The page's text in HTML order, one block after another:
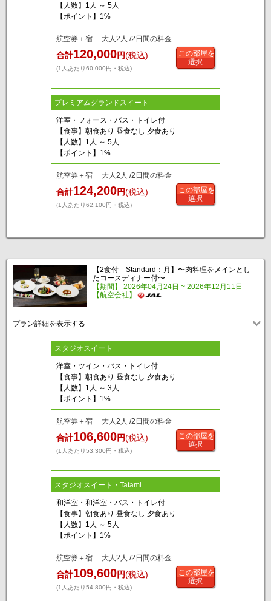
【人数】1人 ～ 5人
【ポイント】1%
航空券＋宿 大人2人 /2日間の料金
合計120,000円(税込)
(1人あたり60,000円・税込)
この部屋を
選択
プレミアムグランドスイート
洋室・フォース・バス・トイレ付
【食事】朝食あり 昼食なし 夕食あり
【人数】1人 ～ 5人
【ポイント】1%
航空券＋宿 大人2人 /2日間の料金
合計124,200円(税込)
(1人あたり62,100円・税込)
この部屋を
選択
【2食付 Standard：月】〜肉料理をメインとし
たコースディナー付〜
【期間】 2026年04月24日 ~ 2026年12月11日
【航空会社】
プラン詳細を表示する
スタジオスイート
洋室・ツイン・バス・トイレ付
【食事】朝食あり 昼食なし 夕食あり
【人数】1人 ～ 3人
【ポイント】1%
航空券＋宿 大人2人 /2日間の料金
合計106,600円(税込)
(1人あたり53,300円・税込)
この部屋を
選択
スタジオスイート・Tatami
和洋室・和洋室・バス・トイレ付
【食事】朝食あり 昼食なし 夕食あり
【人数】1人 ～ 5人
【ポイント】1%
航空券＋宿 大人2人 /2日間の料金
合計109,600円(税込)
(1人あたり54,800円・税込)
この部屋を
選択